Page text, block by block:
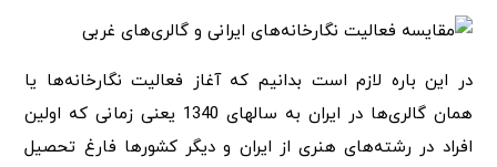
در این باره لازم است بدانیم که آغاز فعالیت نگارخانه‌ها یا
همان گالری‌ها در ایران به سالهای 1340 یعنی زمانی که اولین
افراد در رشته‌های هنری از ایران و دیگر کشورها فارغ تحصیل